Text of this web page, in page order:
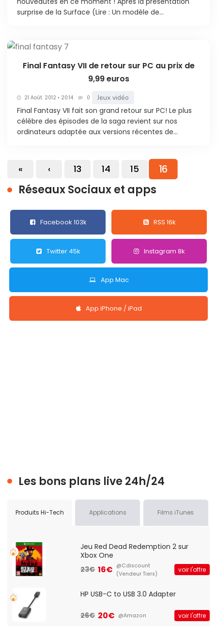
surprise de la Surface (Lire : Un modèle de...
Final Fantasy VII de retour sur PC au prix de
9,99 euros
21 Août. 2012 • 20:14 0 Jeux vidéo
Final Fantasy VII fait son grand retour sur PC! Le plus
célèbre des épisodes de la saga revient sur nos
ordinateurs adaptée aux versions récentes de...
« ‹ 13 14 15 16
Réseaux Sociaux et apps
Facebook 103k RSS 16k
Twitter 45k Instagram 8k
App Mac
App iPhone / iPad
Les bons plans live 24h/24
Produits Hi-Tech Applications Films iTunes
Jeu Red Dead Redemption 2 sur
Xbox One
23€ 16€ @Cdiscount
(Vendeur Tiers)
voir l'offre
HP USB-C to USB 3.0 Adapter
26€ 20€ @Amazon voir l'offre